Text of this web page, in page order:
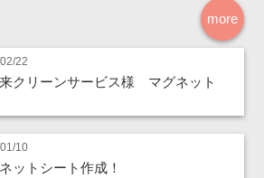
more
22
クリーンサービス様 マグネット
10
ットシート作成！